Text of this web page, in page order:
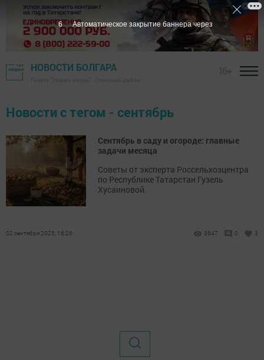
НОВОСТИ БОЛГАРА
Новости с тегом - сентябрь
Сентябрь в саду и огороде: главные
задачи месяца
Советы от эксперта Россельхозцентра
по Республике Татарстан Гузель
Хусаиновой.
02 сентября 2025, 16:26 3647 0 3
6 Автоматическое закрытие баннера через